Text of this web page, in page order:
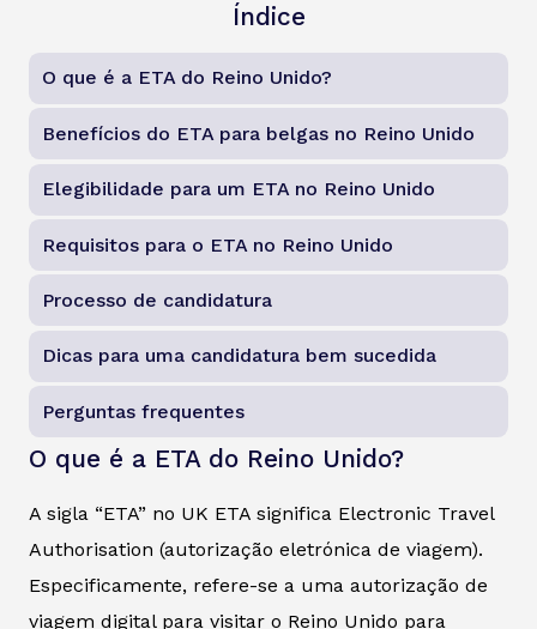
Índice
O que é a ETA do Reino Unido?
Benefícios do ETA para belgas no Reino Unido
Elegibilidade para um ETA no Reino Unido
Requisitos para o ETA no Reino Unido
Processo de candidatura
Dicas para uma candidatura bem sucedida
Perguntas frequentes
O que é a ETA do Reino Unido?
A sigla “ETA” no UK ETA significa Electronic Travel
Authorisation (autorização eletrónica de viagem).
Especificamente, refere-se a uma autorização de
viagem digital para visitar o Reino Unido para